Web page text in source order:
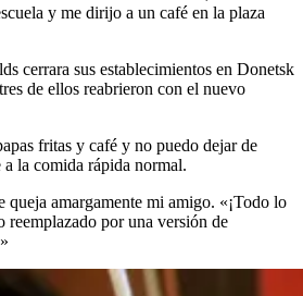
y me dirijo a un café en la plaza
cerrara sus establecimientos en Donetsk
de ellos reabrieron con el nuevo
fritas y café y no puedo dejar de
a la comida rápida normal.
queja amargamente mi amigo. «¡Todo lo
reemplazado por una versión de